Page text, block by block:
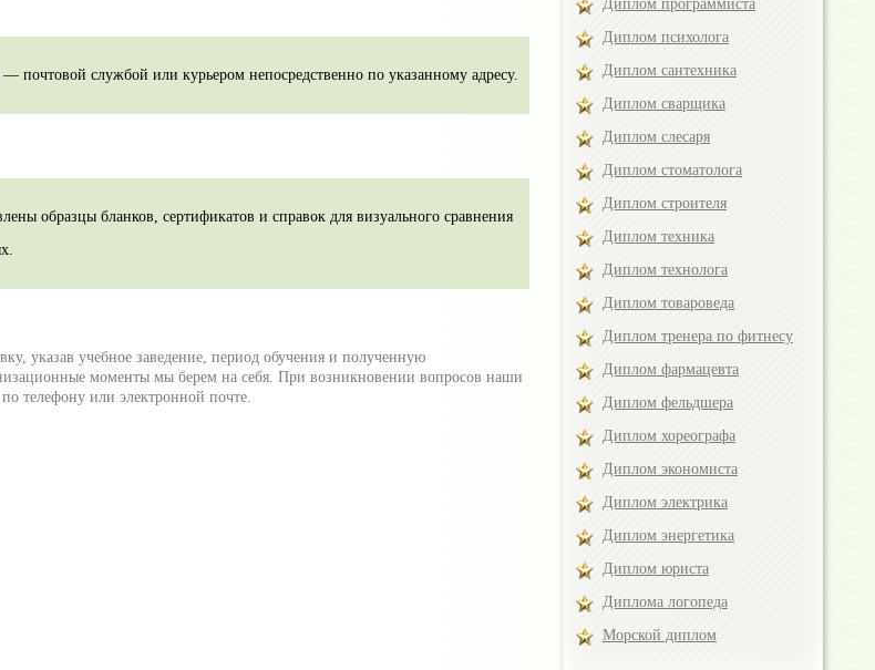
почтовой службой или курьером непосредственно по указанному адресу.
образцы бланков, сертификатов и справок для визуального сравнения
указав учебное заведение, период обучения и полученную
моменты мы берем на себя. При возникновении вопросов наши
телефону или электронной почте.
Диплом программиста
Диплом психолога
Диплом сантехника
Диплом сварщика
Диплом слесаря
Диплом стоматолога
Диплом строителя
Диплом техника
Диплом технолога
Диплом товароведа
Диплом тренера по фитнесу
Диплом фармацевта
Диплом фельдшера
Диплом хореографа
Диплом экономиста
Диплом электрика
Диплом энергетика
Диплом юриста
Диплома логопеда
Морской диплом